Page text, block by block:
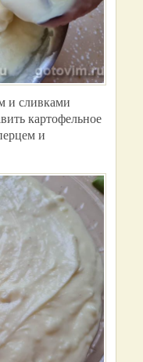
и сливками
картофельное
и